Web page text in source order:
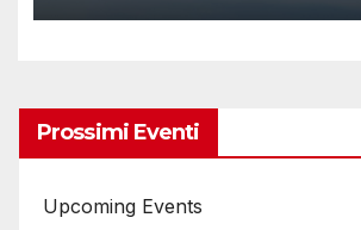
Prossimi Eventi
Upcoming Events